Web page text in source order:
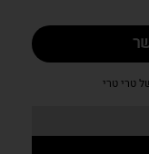
טרי טרי